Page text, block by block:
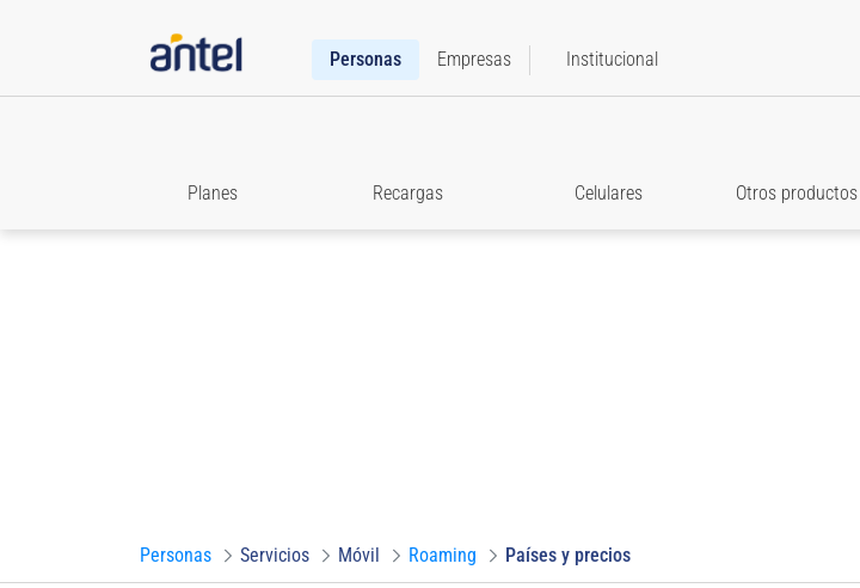
Personas Empresas Institucional
Planes Recargas Celulares Otros productos
Personas Servicios Móvil Roaming Países y precios